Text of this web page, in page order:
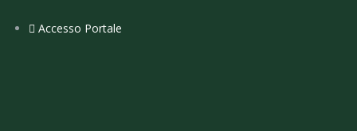
Accesso Portale